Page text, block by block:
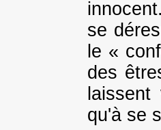
se
le «
des
qu'à se